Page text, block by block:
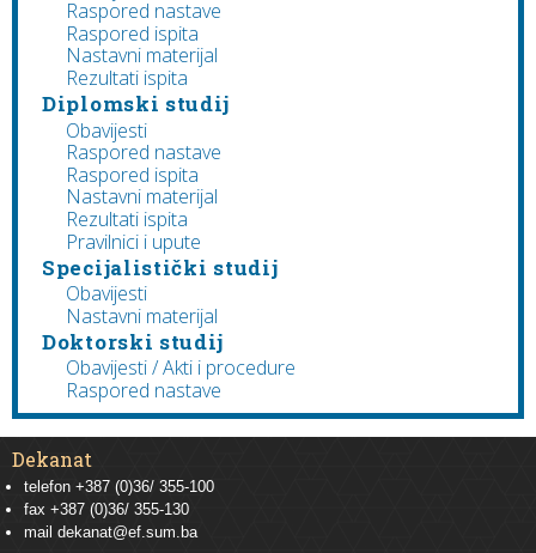
Raspored nastave
Raspored ispita
Nastavni materijal
Rezultati ispita
Diplomski studij
Obavijesti
Raspored nastave
Raspored ispita
Nastavni materijal
Rezultati ispita
Pravilnici i upute
Specijalistički studij
Obavijesti
Nastavni materijal
Doktorski studij
Obavijesti / Akti i procedure
Raspored nastave
Dekanat
telefon +387 (0)36/ 355-100
fax +387 (0)36/ 355-130
mail dekanat@ef.sum.ba